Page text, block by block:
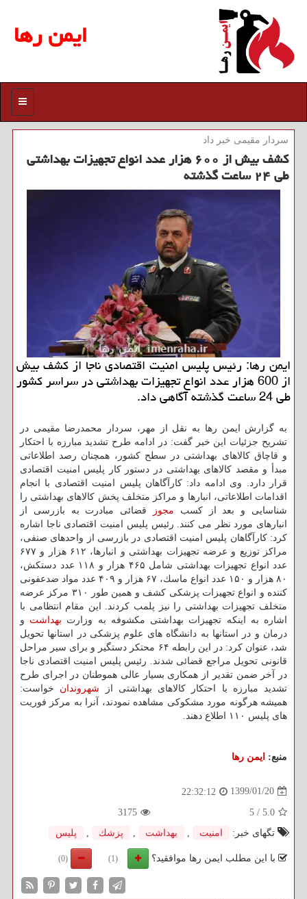
ایمن رها
منو
سردار مقیمی خبر داد
كشف بیش از ۶۰۰ هزار عدد انواع تجهیزات بهداشتی
طی ۲۴ ساعت گذشته
ایمن رها: رئیس پلیس امنیت اقتصادی ناجا از كشف بیش
از 600 هزار عدد انواع تجهیزات بهداشتی در سراسر كشور
طی 24 ساعت گذشته آگاهی داد.
به گزارش ایمن رها به نقل از مهر، سردار محمدرضا مقیمی در
تشریح جزئیات این خبر گفت: در ادامه طرح تشدید مبارزه با احتكار
و قاچاق كالاهای بهداشتی در سطح كشور، همچنان رصد اطلاعاتی
مبدأ و مقصد كالاهای بهداشتی در دستور كار پلیس امنیت اقتصادی
قرار دارد. وی ادامه داد: كارآگاهان پلیس امنیت اقتصادی با انجام
اقدامات اطلاعاتی، انبارها و مراكز متخلف پخش كالاهای بهداشتی را
شناسایی و بعد از كسب مجوز
قضائی مبادرت به بازرسی از
انبارهای مورد نظر می كنند. رئیس پلیس امنیت اقتصادی ناجا اشاره
كرد: كارآگاهان پلیس امنیت اقتصادی در بازرسی از واحدهای صنفی،
مراكز توزیع و عرضه تجهیزات بهداشتی و انبارها، ۶۱۲ هزار و ۶۷۷
عدد انواع تجهیزات بهداشتی شامل ۴۶۵ هزار و ۱۱۸ عدد دستكش،
۸۰ هزار و ۱۵۰ عدد انواع ماسك، ۶۷ هزار و ۴۰۹ عدد مواد ضدعفونی
كننده و انواع تجهیزات پزشكی كشف و همین طور ۳۱۰ مركز عرضه
متخلف تجهیزات بهداشتی را نیز پلمب كردند. این مقام انتظامی با
اشاره به اینكه تجهیزات بهداشتی مكشوفه به وزارت بهداشت و
درمان و در استانها به دانشگاه های علوم پزشكی در استانها تحویل
شد، عنوان كرد: در این رابطه ۶۴ محتكر دستگیر و برای سیر مراحل
قانونی تحویل مراجع قضائی شدند. رئیس پلیس امنیت اقتصادی ناجا
در آخر ضمن تقدیر از همكاری بسیار عالی هموطنان در اجرای طرح
تشدید مبارزه با احتكار كالاهای بهداشتی از شهروندان خواست:
همیشه هرگونه مورد مشكوكی مشاهده نمودند، آنرا به مركز فوریت
های پلیس ۱۱۰ اطلاع دهند.
منبع: ایمن رها
1399/01/20
22:32:12
5.0
/
5
3175
تگهای خبر:
امنیت بهداشت پزشك پلیس
با این مطلب ایمن رها موافقید؟ (1)
(0)